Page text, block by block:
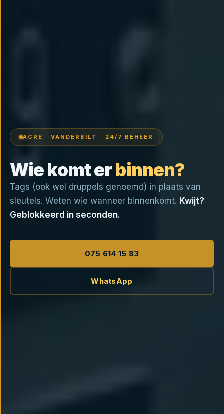
ACRE · VANDERBILT · 24/7 BEHEER
Wie komt erbinnen?
Tags (ook wel druppels genoemd) in plaats van
sleutels. Weten wie wanneer binnenkomt. Kwijt?
Geblokkeerd in seconden.
075 614 15 83
WhatsApp